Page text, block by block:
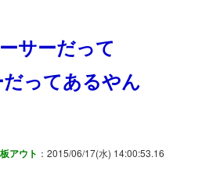
サーだって
ってあるやん
アウト ：2015/06/17(水) 14:00:53.16